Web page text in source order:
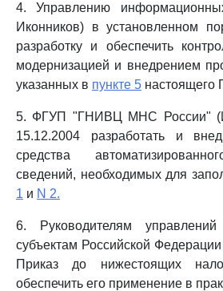
4. Управлению
Иконников) в установленном
разработку и обеспечить
модернизацией и внедрением
указанных в пункте 5 настоящего
5. ФГУП "ГНИВЦ МНС России"
15.12.2004 разработать и
средства
сведений, необходимых для
1 и N 2.
6. Руководителям
субъектам Российской
Приказ до нижестоящих
обеспечить его применение в